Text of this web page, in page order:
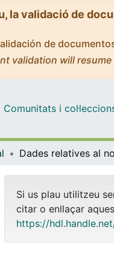
la validació de
de
validation will
Comunitats i
Si us plau utilitzeu
citar o enllaçar
https://